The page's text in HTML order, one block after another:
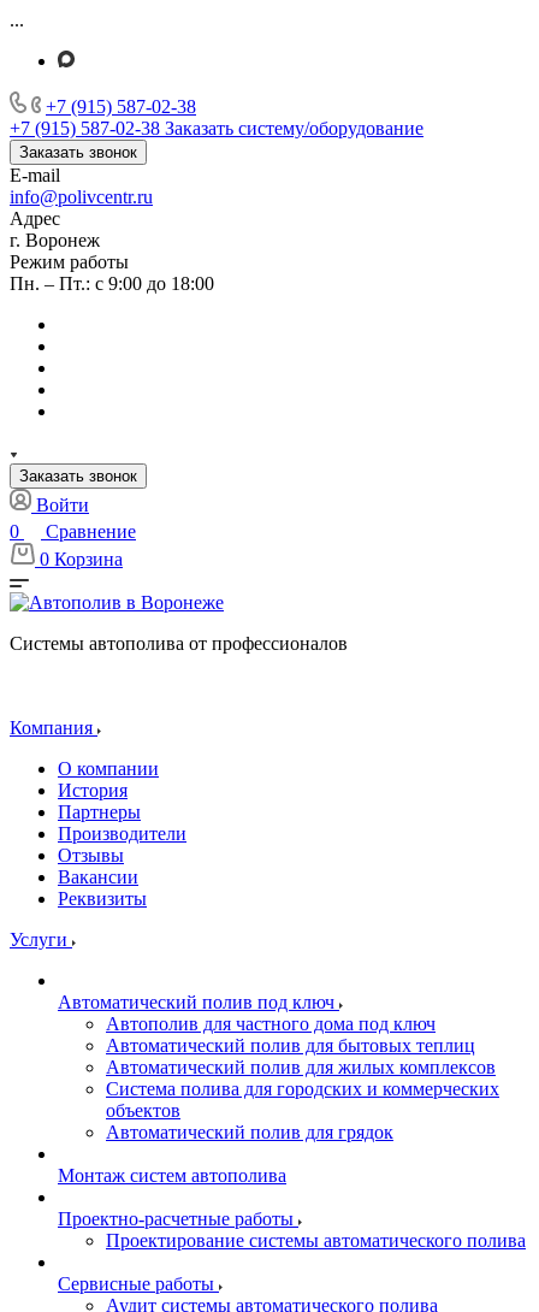
...
+7 (915) 587-02-38
+7 (915) 587-02-38 Заказать систему/оборудование
Заказать звонок
E-mail
info@polivcentr.ru
Адрес
г. Воронеж
Режим работы
Пн. – Пт.: с 9:00 до 18:00
Заказать звонок
Войти
0
Сравнение
0 Корзина
Системы автополива от профессионалов
Компания
О компании
История
Партнеры
Производители
Отзывы
Вакансии
Реквизиты
Услуги
Автоматический полив под ключ
Автополив для частного дома под ключ
Автоматический полив для бытовых теплиц
Автоматический полив для жилых комплексов
Система полива для городских и коммерческих
объектов
Автоматический полив для грядок
Монтаж систем автополива
Проектно-расчетные работы
Проектирование системы автоматического полива
Сервисные работы
Аудит системы автоматического полива